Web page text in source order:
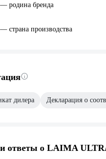
родина бренда
страна производства
дилера Декларация о
ответы о LAIMA